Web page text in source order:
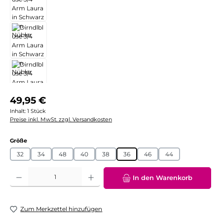
Regulärer Preis:
49,95 €
Inhalt: 1 Stück
Preise inkl. MwSt. zzgl. Versandkosten
Größeauswählen
32 34 48 40 38 36 46 44
Produkt Anzahl: Gib den gewünschten Wert ein oder benutze die
In den Warenkorb
Zum Merkzettel hinzufügen